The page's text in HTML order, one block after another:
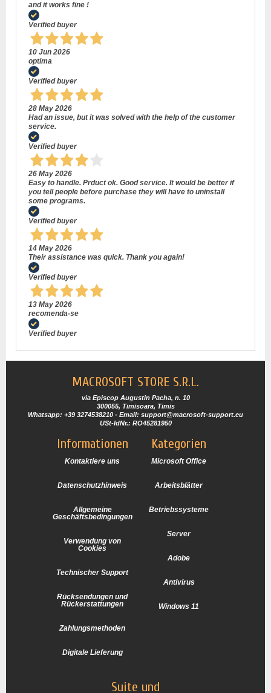
and it works fine !
Verified buyer
10 Jun 2026
optima
Verified buyer
28 May 2026
Had an issue, but it was solved with the help of the customer
service.
Verified buyer
26 May 2026
Easy to handle. Prduct ok. Good service. It would be better if
you tell people before purchase they will have to uninstall
some programs.
Verified buyer
14 May 2026
Their assistance was quick. Thank you again!
Verified buyer
13 May 2026
recomenda-se
Verified buyer
MACROSOFT STORE S.R.L.
via Episcop Augustin Pacha, n. 10
300055, Timisoara, Timis
Whatsapp: +39 3274538210 - Email: support@macrosoft-support.eu
USt-IdNr.: RO45281950
Informationen
Kontaktiere uns
Datenschutzhinweis
Allgemeine
Geschäftsbedingungen
Verwendung von
Cookies
Technischer Support
Rücksendungen und
Rückerstattungen
Zahlungsmethoden
Digitale Lieferung
Kategorien
Microsoft Office
Arbeitsblätter
Betriebssysteme
Server
Adobe
Antivirus
Windows 11
Suite und